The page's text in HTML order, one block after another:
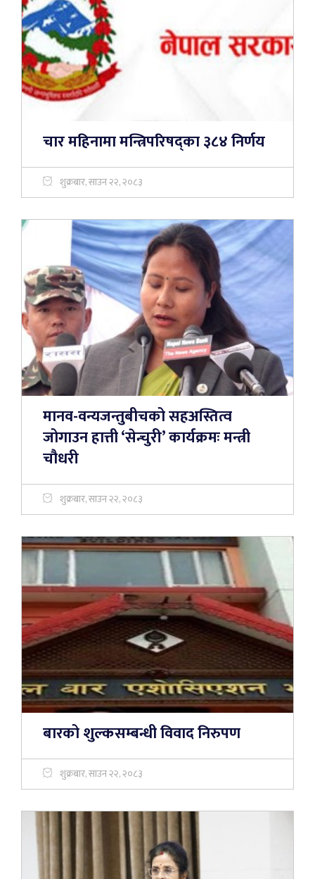
चार महिनामा मन्त्रिपरिषद्का ३८४ निर्णय
शुक्रबार, साउन २२, २०८३
मानव-वन्यजन्तुबीचको सहअस्तित्व
जोगाउन हात्ती ‘सेन्चुरी’ कार्यक्रमः मन्त्री
चौधरी
शुक्रबार, साउन २२, २०८३
बारको शुल्कसम्बन्धी विवाद निरुपण
शुक्रबार, साउन २२, २०८३